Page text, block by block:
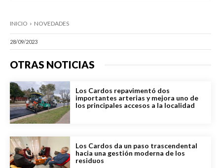
INICIO NOVEDADES
28/09/2023
OTRAS NOTICIAS
Los Cardos repavimentó dos
importantes arterias y mejora uno de
los principales accesos a la localidad
Los Cardos da un paso trascendental
hacia una gestión moderna de los
residuos